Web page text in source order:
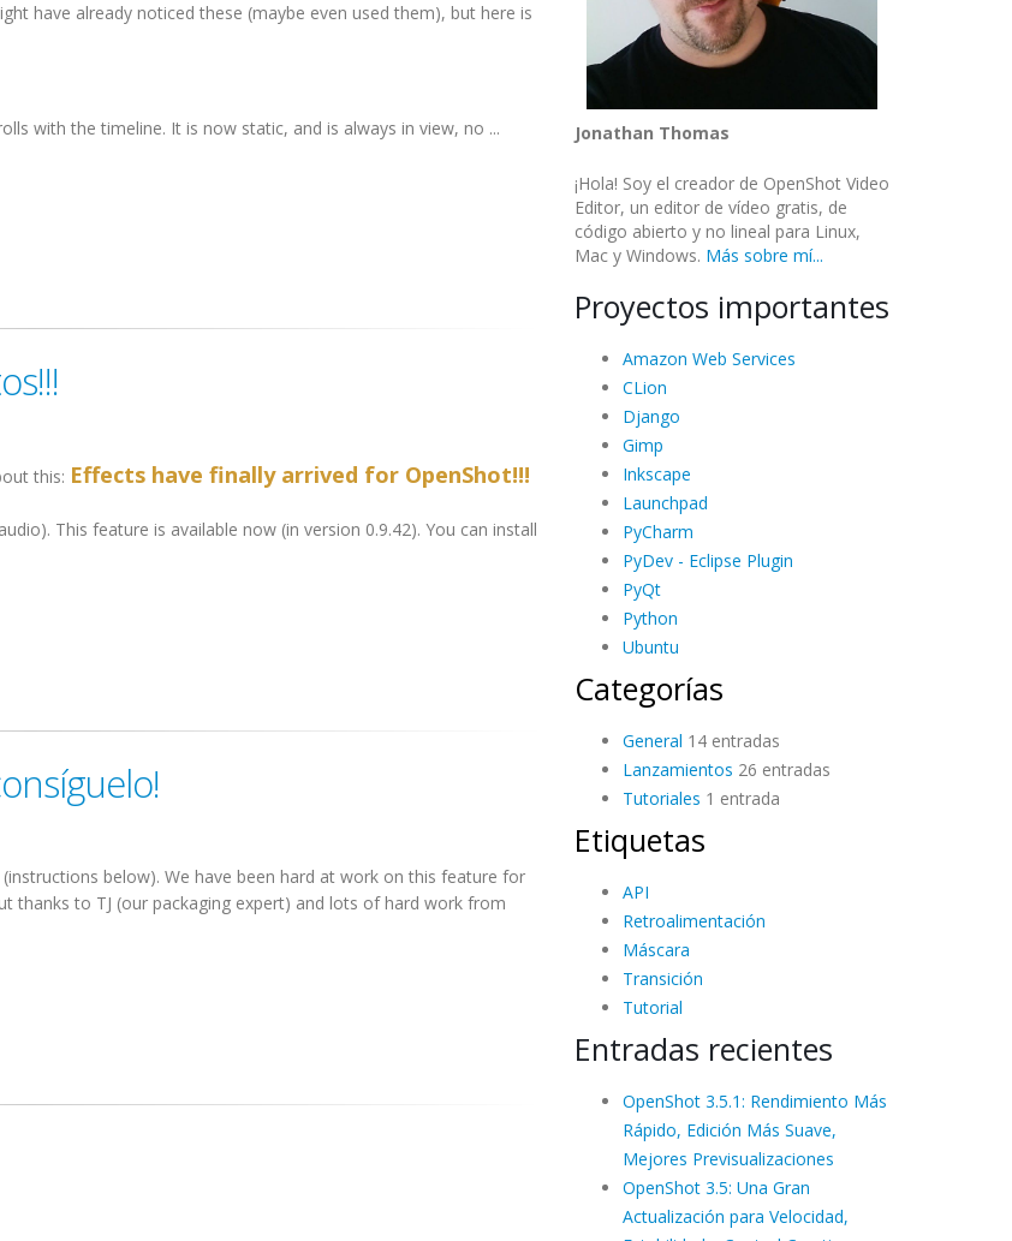
have already noticed these (maybe even used them), but here is
with the timeline. It is now static, and is always in view, no ...
this: Effects have finally arrived for OpenShot!!!
This feature is available now (in version 0.9.42). You can install
(instructions below). We have been hard at work on this feature for
to TJ (our packaging expert) and lots of hard work from
Jonathan Thomas
¡Hola! Soy el creador de OpenShot Video
Editor, un editor de vídeo gratis, de
código abierto y no lineal para Linux,
Mac y Windows. Más sobre mí...
Proyectos importantes
Amazon Web Services
CLion
Django
Gimp
Inkscape
Launchpad
PyCharm
PyDev - Eclipse Plugin
PyQt
Python
Ubuntu
Categorías
General 14 entradas
Lanzamientos 26 entradas
Tutoriales 1 entrada
Etiquetas
API
Retroalimentación
Máscara
Transición
Tutorial
Entradas recientes
OpenShot 3.5.1: Rendimiento Más
Rápido, Edición Más Suave,
Mejores Previsualizaciones
OpenShot 3.5: Una Gran
Actualización para Velocidad,